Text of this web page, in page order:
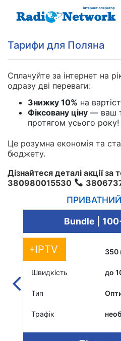
Тарифи для Поляна
Сплачуйте за інтернет на
одразу дві переваги:
Знижку 10% на
Фіксовану ціну — ваш
протягом усього року!
Це розумна економія та
бюджету.
Дізнайтеся деталі акції
380980015530
Bundle |
+IPTV
Вартість 350
Швидкість до
Тип
Трафік